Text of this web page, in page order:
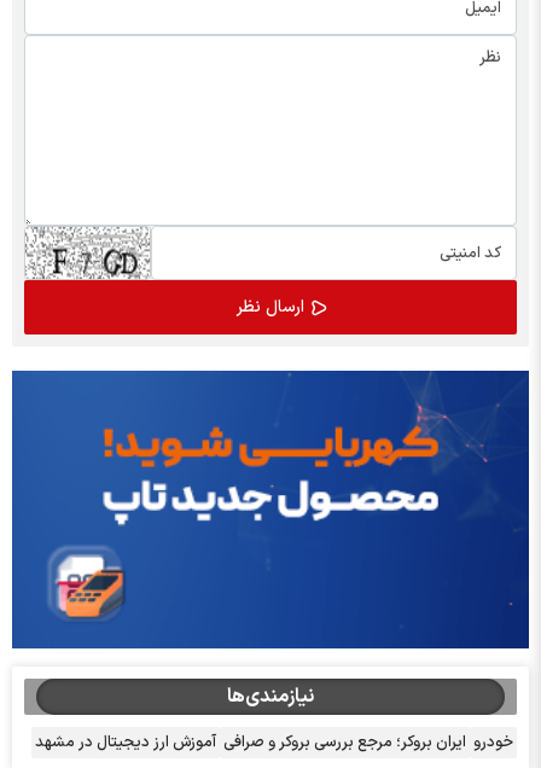
نیازمندی‌ها
خودرو ایران بروکر؛ مرجع بررسی بروکر و صرافی آموزش ارز دیجیتال در مشهد